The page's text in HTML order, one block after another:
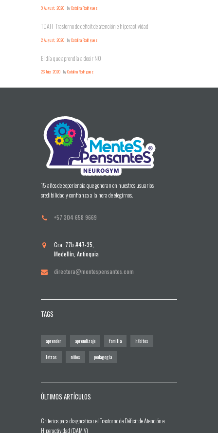
9 August, 2020 byCatalina Rodriguez
TDAH- Trastorno de déficit de atención e hiperactividad
2 August, 2020 byCatalina Rodriguez
El día que aprendía a decir NO
26 July, 2020 byCatalina Rodriguez
15 años de experiencia que generan en nuestros usuarios
credibilidad y confianza a la hora de elegirnos.
+57 304 658 9669
Cra. 77b #47-35,
Medellín, Antioquia
directora@mentespensantes.com
TAGS
aprender aprendizaje familia hábitos
letras niños pedagogía
ÚLTIMOS ARTÍCULOS
Criterios para diagnosticar el Trastorno de Déficit de Atención e
Hiperactividad (DAM V)